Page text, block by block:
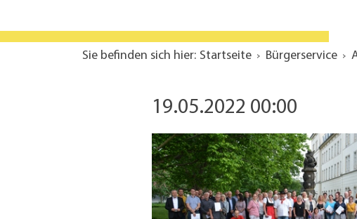
Sie befinden sich hier: Startseite Bürgerservice
19.05.2022 00:00